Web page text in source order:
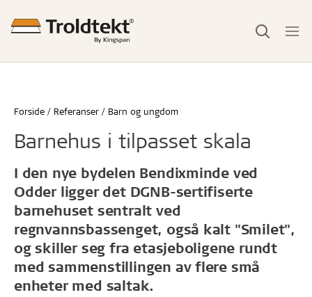
Forside Referanser Barn og ungdom
Barnehus i tilpasset skala
I den nye bydelen Bendixminde ved
Odder ligger det DGNB-sertifiserte
barnehuset sentralt ved
regnvannsbassenget, også kalt "Smilet",
og skiller seg fra etasjeboligene rundt
med sammenstillingen av flere små
enheter med saltak.